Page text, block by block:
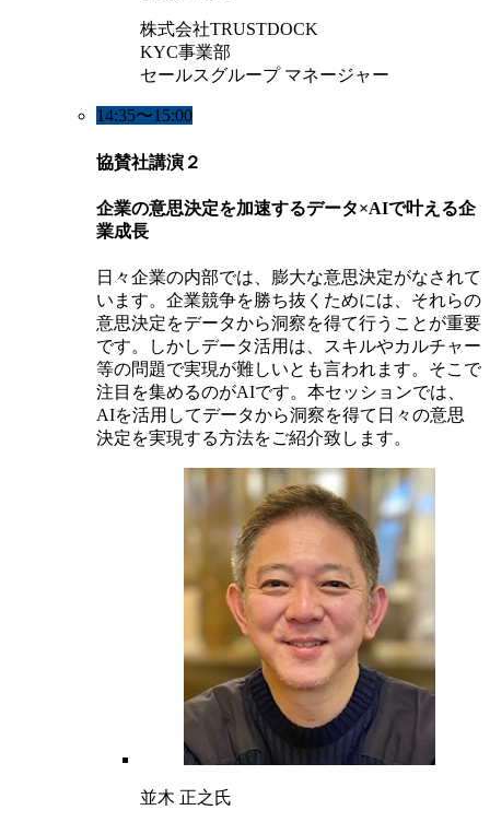
株式会社TRUSTDOCK
KYC事業部
セールスグループ マネージャー
14:35〜15:00
協賛社講演２
企業の意思決定を加速するデータ×AIで叶える企
業成長
日々企業の内部では、膨大な意思決定がなされて
います。企業競争を勝ち抜くためには、それらの
意思決定をデータから洞察を得て行うことが重要
です。しかしデータ活用は、スキルやカルチャー
等の問題で実現が難しいとも言われます。そこで
注目を集めるのがAIです。本セッションでは、
AIを活用してデータから洞察を得て日々の意思
決定を実現する方法をご紹介致します。
並木 正之氏